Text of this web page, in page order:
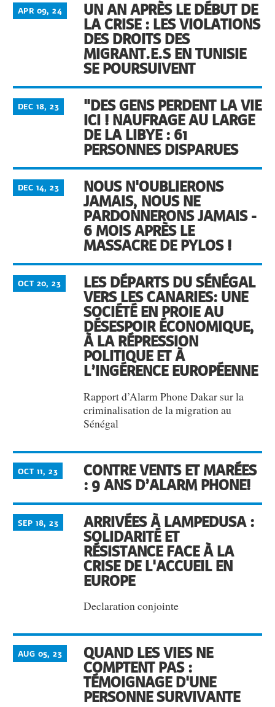
UN AN APRÈS LE DÉBUT DE
LA CRISE : LES VIOLATIONS
DES DROITS DES
MIGRANT.E.S EN TUNISIE
SE POURSUIVENT
APR 09, 24
"DES GENS PERDENT LA VIE
ICI ! NAUFRAGE AU LARGE
DE LA LIBYE : 61
PERSONNES DISPARUES
DEC 18, 23
NOUS N'OUBLIERONS
JAMAIS, NOUS NE
PARDONNERONS JAMAIS -
6 MOIS APRÈS LE
MASSACRE DE PYLOS !
DEC 14, 23
LES DÉPARTS DU SÉNÉGAL
VERS LES CANARIES: UNE
SOCIÉTÉ EN PROIE AU
DÉSESPOIR ÉCONOMIQUE,
À LA RÉPRESSION
POLITIQUE ET À
L’INGÉRENCE EUROPÉENNE
OCT 20, 23
Rapport d’Alarm Phone Dakar sur la
criminalisation de la migration au
Sénégal
CONTRE VENTS ET MARÉES
: 9 ANS D’ALARM PHONE!
OCT 11, 23
ARRIVÉES À LAMPEDUSA :
SOLIDARITÉ ET
RÉSISTANCE FACE À LA
CRISE DE L'ACCUEIL EN
EUROPE
SEP 18, 23
Declaration conjointe
QUAND LES VIES NE
COMPTENT PAS :
TÉMOIGNAGE D'UNE
PERSONNE SURVIVANTE
AUG 05, 23